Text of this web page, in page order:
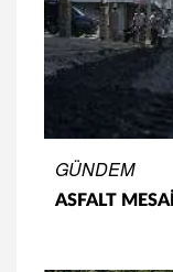
GÜNDEM
ASFALT